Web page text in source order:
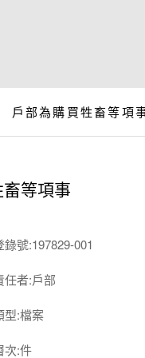
戶部為購買牲畜等項
等項事
錄號:197829-001
任者:戶部
型:檔案
次:件